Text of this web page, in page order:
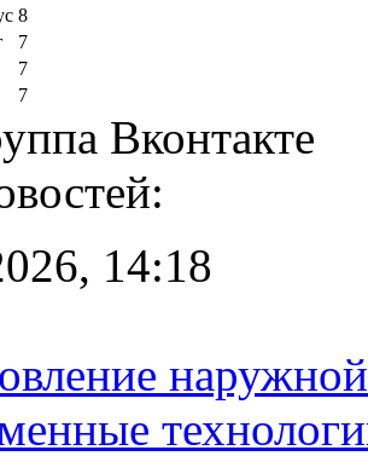
8
7
7
7
Вконтакте
14:18